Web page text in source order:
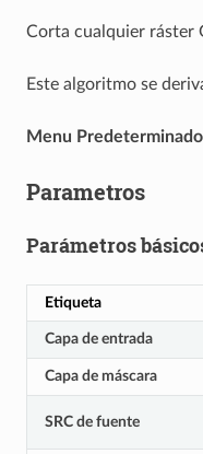
Corta cualquier ráster
Este algoritmo se
Menu Predeterminado
Parametros
Parámetros
Etiqueta
Capa de entrada
Capa de máscara
SRC de fuente